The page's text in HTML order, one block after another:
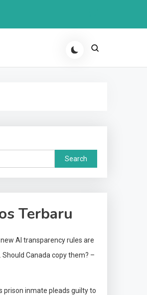
Search
Terbaru
new AI transparency rules are
Canada copy them? –
prison inmate pleads guilty to